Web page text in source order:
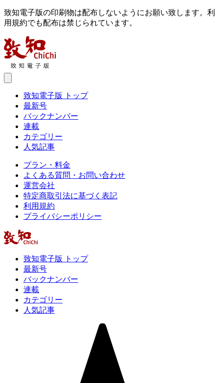
致知電子版の印刷物は配布しないようにお願い致します。利
用規約でも配布は禁じられています。
致知電子版 トップ
最新号
バックナンバー
連載
カテゴリー
人気記事
プラン・料金
よくある質問・お問い合わせ
運営会社
特定商取引法に基づく表記
利用規約
プライバシーポリシー
致知電子版 トップ
最新号
バックナンバー
連載
カテゴリー
人気記事